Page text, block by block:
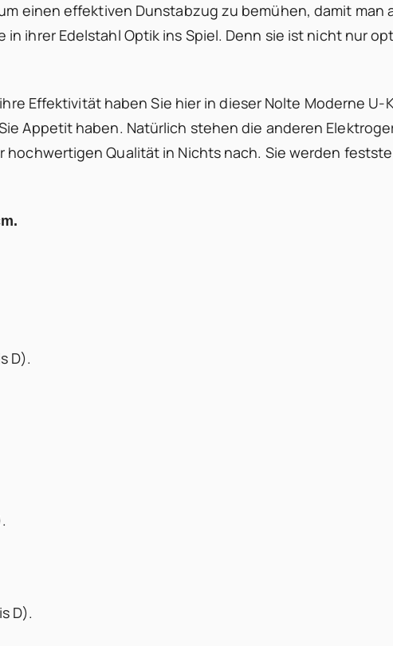
einen effektiven Dunstabzug zu bemühen, damit man
ihrer Edelstahl Optik ins Spiel. Denn sie ist nicht nur
Effektivität haben Sie hier in dieser Nolte Moderne
Appetit haben. Natürlich stehen die anderen
hochwertigen Qualität in Nichts nach. Sie werden
D).
D).